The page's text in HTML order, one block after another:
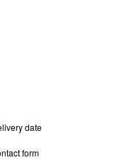
date
form